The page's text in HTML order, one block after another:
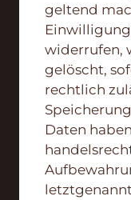
geltend
widerrufen,
gelöscht,
rechtlich
Daten